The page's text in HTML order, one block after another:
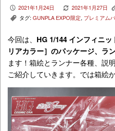
P 2021年1月24日 V 2021年1月27日
, タグ: GUNPLA EXPO限定, プレミアム
今回は、 HG 1/144 インフィニ
リアカラー］ のパッケージ、ラ
ます！箱絵とランナー各種、説
ご紹介していきます。では箱絵か